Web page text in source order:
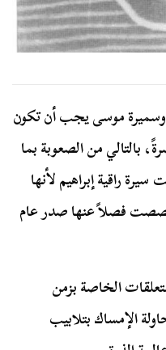
وسميرة موسى يجب أن تكون
بالتالي من الصعوبة بما
راقية إبراهيم لأنها
خصصت فصلاً عنها صدر عام
الخاصة بزمن
وهو العام 1952 م لمحاولة الإمساك بتلابيب